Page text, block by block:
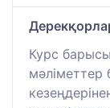
Курс
мәліметтер